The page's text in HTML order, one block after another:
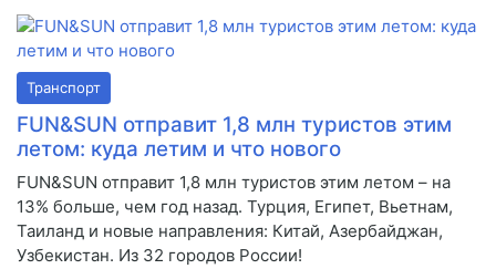
Транспорт
FUN&SUN отправит 1,8 млн туристов этим
летом: куда летим и что нового
FUN&SUN отправит 1,8 млн туристов этим летом – на
13% больше, чем год назад. Турция, Египет, Вьетнам,
Таиланд и новые направления: Китай, Азербайджан,
Узбекистан. Из 32 городов России!